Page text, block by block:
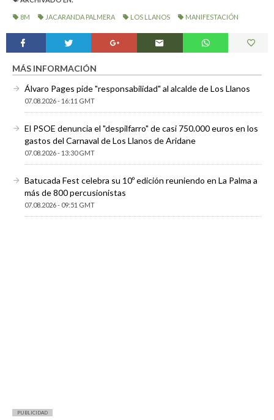
8M JACARANDA PALMERA LOS LLANOS MANIFESTACIÓN
MÁS INFORMACIÓN
Álvaro Pages pide "responsabilidad" al alcalde de Los Llanos
07.08.2026 - 16:11 GMT
El PSOE denuncia el "despilfarro" de casi 750.000 euros en los
gastos del Carnaval de Los Llanos de Aridane
07.08.2026 - 13:30 GMT
Batucada Fest celebra su 10º edición reuniendo en La Palma a
más de 800 percusionistas
07.08.2026 - 09:51 GMT
PUBLICIDAD